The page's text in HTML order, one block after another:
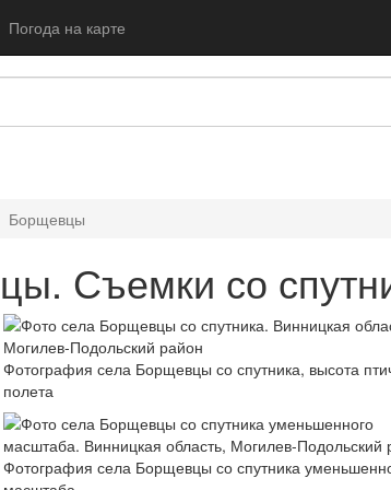
Погода на карте
Борщевцы
Съемки со
Фотография села Борщевцы со спутника, высота
полета
Фотография села Борщевцы со спутника